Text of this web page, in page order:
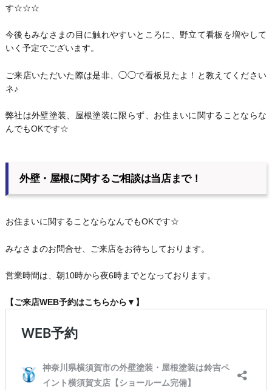
す☆☆☆
今後もみなさまの目に触れやすいところに、野立て看板を増やして
いく予定でございます。
ご来店いただいた際は是非、◯◯で看板見たよ！と教えてください
ネ♪
弊社は外壁塗装、屋根塗装に限らず、お住まいに関することならな
んでもOKです☆
外壁・屋根に関するご相談は当店まで！
お住まいに関することならなんでもOKです☆
みなさまのお問合せ、ご来店をお待ちしております。
営業時間は、朝10時から夜6時までとなっております。
【ご来店WEB予約はこちらから▼】